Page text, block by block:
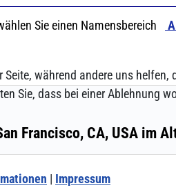
während andere uns
Sie, dass bei einer Ablehnung
| Impressum